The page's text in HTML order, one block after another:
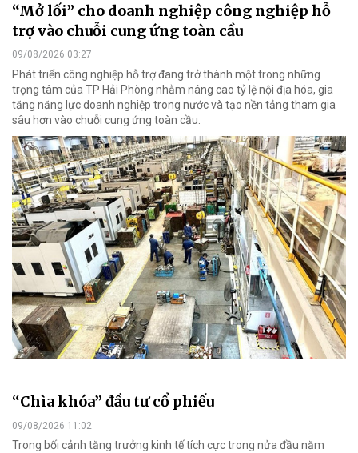
“Mở lối” cho doanh nghiệp công nghiệp hỗ
trợ vào chuỗi cung ứng toàn cầu
09/08/2026 03:27
Phát triển công nghiệp hỗ trợ đang trở thành một trong những
trọng tâm của TP Hải Phòng nhằm nâng cao tỷ lệ nội địa hóa, gia
tăng năng lực doanh nghiệp trong nước và tạo nền tảng tham gia
sâu hơn vào chuỗi cung ứng toàn cầu.
“Chìa khóa” đầu tư cổ phiếu
09/08/2026 11:02
Trong bối cảnh tăng trưởng kinh tế tích cực trong nửa đầu năm